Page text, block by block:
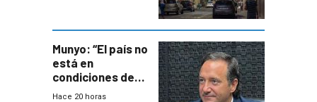
Munyo: “El país no
está en
condiciones de
enfrentar una
Hace 20 horas